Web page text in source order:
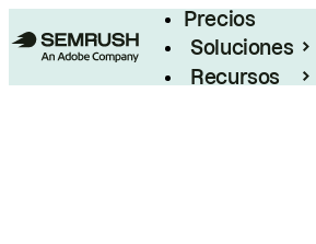
Precios
Soluciones
Recursos